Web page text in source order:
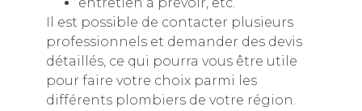
Il est possible de contacter plusieurs
professionnels et demander des devis
détaillés, ce qui pourra vous être utile
pour faire votre choix parmi les
différents plombiers de votre région.